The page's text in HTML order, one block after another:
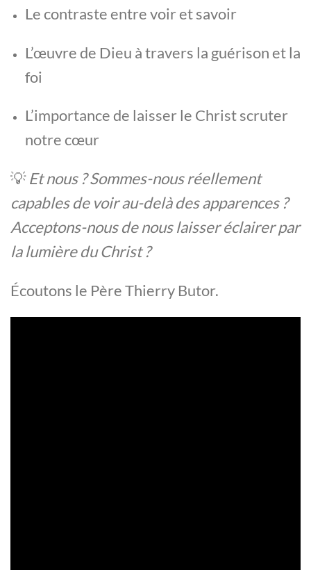
Le contraste entre voir et savoir
L’œuvre de Dieu à travers la guérison et la
foi
L’importance de laisser le Christ scruter
notre cœur
💡Et nous ? Sommes-nous réellement
capables de voir au-delà des apparences ?
Acceptons-nous de nous laisser éclairer par
la lumière du Christ ?
Écoutons le Père Thierry Butor.